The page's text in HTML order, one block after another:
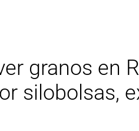
granos en
silobolsas,